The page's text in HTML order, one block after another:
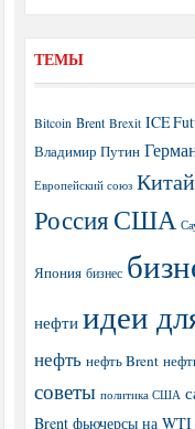
ТЕМЫ
Bitcoin Brent Brexit ICE
Владимир Путин
Европейский союз Китай
РоссияСША
Япония бизнес
нефти идеи
нефть нефть Brent
советы политика США
Brent фьючерсы на WTI